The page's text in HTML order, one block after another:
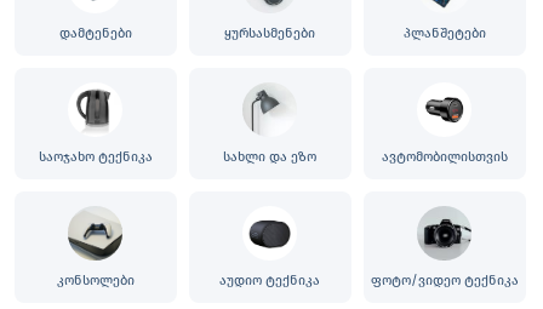
დამტენები ყურსასმენები პლანშეტები
საოჯახო ტექნიკა სახლი და ეზო ავტომობილისთვის
კონსოლები აუდიო ტექნიკა ფოტო/ვიდეო ტექნიკა